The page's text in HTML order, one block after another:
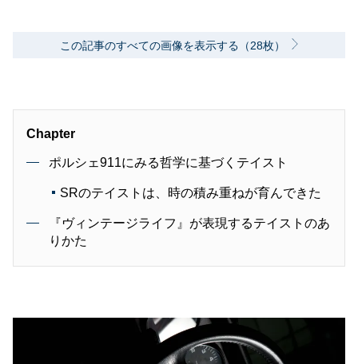
この記事のすべての画像を表示する（28枚）
Chapter
ポルシェ911にみる哲学に基づくテイスト
SRのテイストは、時の積み重ねが育んできた
『ヴィンテージライフ』が表現するテイストのあ
りかた